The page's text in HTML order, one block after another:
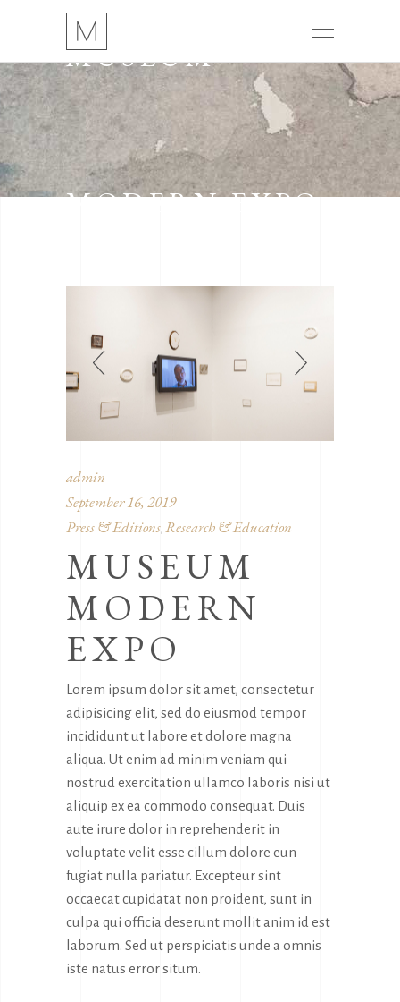
MUSEUM
MODERN EXPO
admin
September 16, 2019
Press & Editions, Research & Education
MUSEUM
MODERN
EXPO
Lorem ipsum dolor sit amet, consectetur
adipisicing elit, sed do eiusmod tempor
incididunt ut labore et dolore magna
aliqua. Ut enim ad minim veniam qui
nostrud exercitation ullamco laboris nisi ut
aliquip ex ea commodo consequat. Duis
aute irure dolor in reprehenderit in
voluptate velit esse cillum dolore eun
fugiat nulla pariatur. Excepteur sint
occaecat cupidatat non proident, sunt in
culpa qui officia deserunt mollit anim id est
laborum. Sed ut perspiciatis unde a omnis
iste natus error situm.